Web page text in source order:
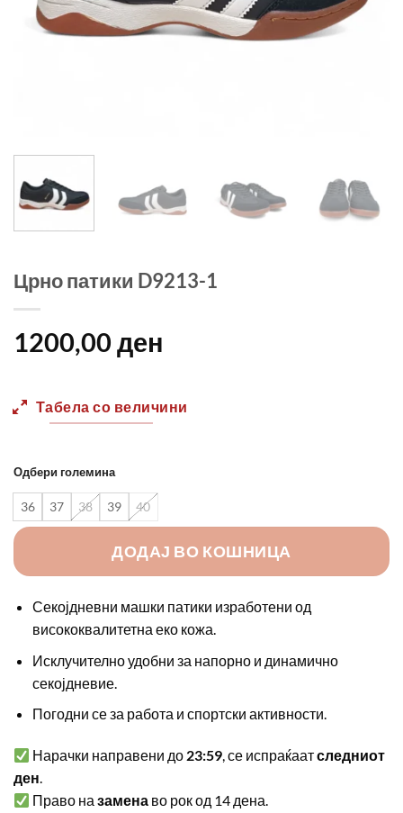
Црно патики D9213-1
1200,00 ден
Табела со величини
Одбери големина
36 37 38 39 40
ДОДАЈ ВО КОШНИЦА
Секојдневни машки патики изработени од
висококвалитетна еко кожа.
Исклучително удобни за напорно и динамично
секојдневие.
Погодни се за работа и спортски активности.
Нарачки направени до 23:59, се испраќаатследниот
ден.
Право назамена во рок од 14 дена.